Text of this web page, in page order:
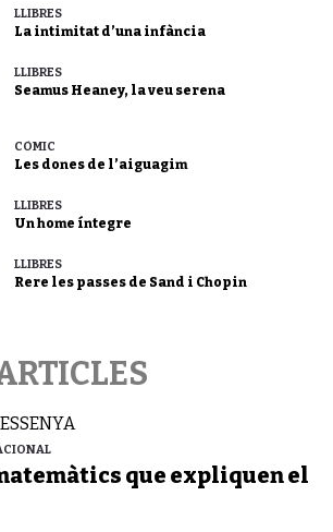
LLIBRES
La intimitat d’una infància
LLIBRES
Seamus Heaney, la veu serena
CÒMIC
Les dones de l’aiguagim
LLIBRES
Un home íntegre
LLIBRES
Rere les passes de Sand i Chopin
que expliquen el